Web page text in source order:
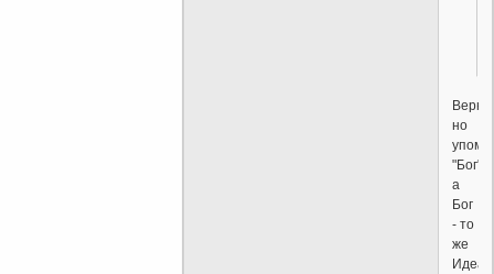
Верно,
но
"Бог",
а
Бог
- то
же